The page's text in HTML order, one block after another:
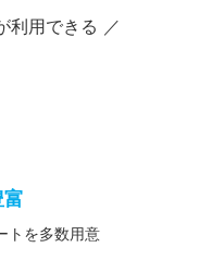
利用できる ／
トを多数用意